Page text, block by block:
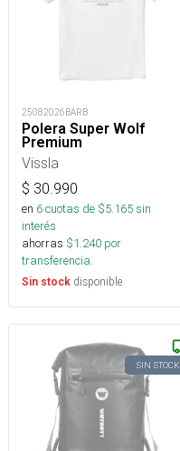
25082026BARB
Polera Super Wolf
Premium
Vissla
$ 30.990
en 6cuotas de $5.165sin
interés
ahorras $1.240 por
transferencia.
Sin stock disponible
SIN STOCK